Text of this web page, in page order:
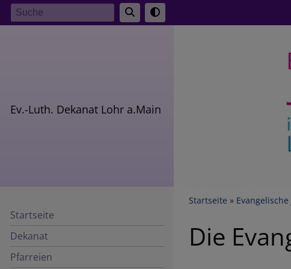
Direkt
zum
Ev.-Luth. Dekanat Lohr a.Main
Startseite
Dekanat
Pfarreien
Startseite Evangelische
Die